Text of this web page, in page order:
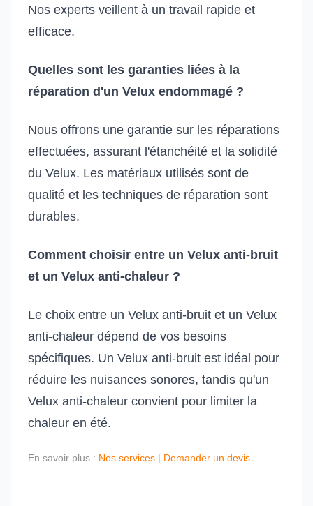
Nos experts veillent à un travail rapide et
efficace.
Quelles sont les garanties liées à la
réparation d'un Velux endommagé ?
Nous offrons une garantie sur les réparations
effectuées, assurant l'étanchéité et la solidité
du Velux. Les matériaux utilisés sont de
qualité et les techniques de réparation sont
durables.
Comment choisir entre un Velux anti-bruit
et un Velux anti-chaleur ?
Le choix entre un Velux anti-bruit et un Velux
anti-chaleur dépend de vos besoins
spécifiques. Un Velux anti-bruit est idéal pour
réduire les nuisances sonores, tandis qu'un
Velux anti-chaleur convient pour limiter la
chaleur en été.
En savoir plus : Nos services | Demander un devis